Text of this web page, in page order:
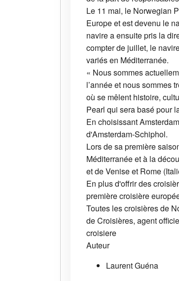
Le 11 mai, le Norwegian
Europe et est devenu le
navire a ensuite pris la
compter de juillet, le
variés en Méditerranée.
« Nous sommes
l’année et nous sommes
où se mêlent histoire,
Pearl qui sera basé pour
En choisissant
d'Amsterdam-Schiphol.
Lors de sa première
Méditerranée et à la
et de Venise et Rome
En plus d'offrir des
première croisière
Toutes les croisières de
de Croisières, agent
croisiere
Auteur
Laurent Guéna